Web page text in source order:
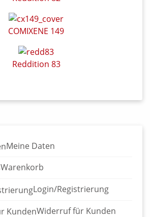
COMIXENE 149
Reddition 83
Meine Daten
Warenkorb
Login/Registrierung
Widerruf für Kunden